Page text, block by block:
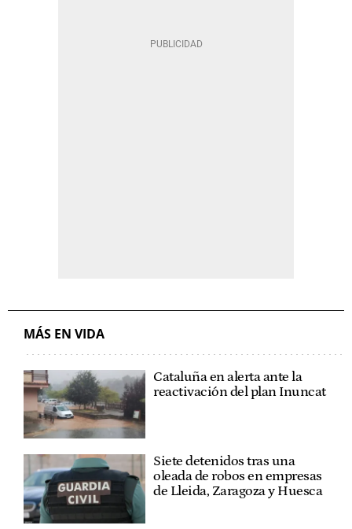
MÁS EN VIDA
Cataluña en alerta ante la
reactivación del plan Inuncat
Siete detenidos tras una
oleada de robos en empresas
de Lleida, Zaragoza y Huesca